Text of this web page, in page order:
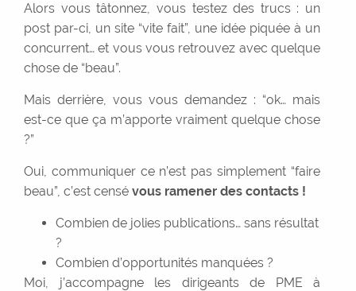
Alors vous tâtonnez, vous testez des trucs : un
post par-ci, un site “vite fait”, une idée piquée à un
concurrent… et vous vous retrouvez avec quelque
chose de “beau”.
Mais derrière, vous vous demandez : “ok… mais
est-ce que ça m’apporte vraiment quelque chose
?”
Oui, communiquer ce n’est pas simplement “faire
beau”, c’est censé vous ramener des contacts !
Combien de jolies publications… sans résultat
?
Combien d’opportunités manquées ?
Moi, j’accompagne les dirigeants de PME à